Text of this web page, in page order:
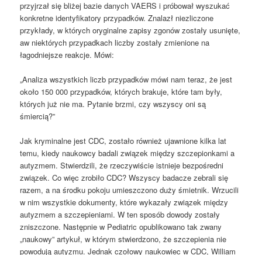
przyjrzał się bliżej bazie danych VAERS i próbował wyszukać
konkretne identyfikatory przypadków. Znalazł niezliczone
przykłady, w których oryginalne zapisy zgonów zostały usunięte,
aw niektórych przypadkach liczby zostały zmienione na
łagodniejsze reakcje. Mówi:
„Analiza wszystkich liczb przypadków mówi nam teraz, że jest
około 150 000 przypadków, których brakuje, które tam były,
których już nie ma. Pytanie brzmi, czy wszyscy oni są
śmiercią?”
Jak kryminalne jest CDC, zostało również ujawnione kilka lat
temu, kiedy naukowcy badali związek między szczepionkami a
autyzmem. Stwierdzili, że rzeczywiście istnieje bezpośredni
związek. Co więc zrobiło CDC? Wszyscy badacze zebrali się
razem, a na środku pokoju umieszczono duży śmietnik. Wrzucili
w nim wszystkie dokumenty, które wykazały związek między
autyzmem a szczepieniami. W ten sposób dowody zostały
zniszczone. Następnie w Pediatric opublikowano tak zwany
„naukowy” artykuł, w którym stwierdzono, że szczepienia nie
powodują autyzmu. Jednak czołowy naukowiec w CDC, William